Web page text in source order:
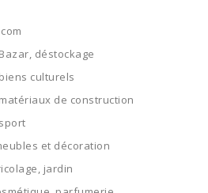
déstockage
culturels
de construction
et décoration
jardin